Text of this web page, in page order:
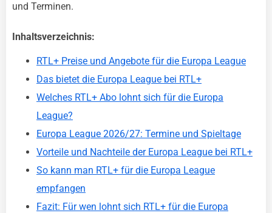
und Terminen.
Inhaltsverzeichnis:
RTL+ Preise und Angebote für die Europa League
Das bietet die Europa League bei RTL+
Welches RTL+ Abo lohnt sich für die Europa
League?
Europa League 2026/27: Termine und Spieltage
Vorteile und Nachteile der Europa League bei RTL+
So kann man RTL+ für die Europa League
empfangen
Fazit: Für wen lohnt sich RTL+ für die Europa